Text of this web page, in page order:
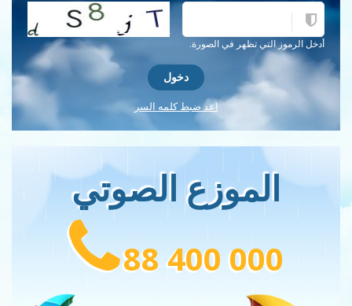
أدخل الرموز التي تظهر في الصورة.
احصل على كلمة التحقق جديدة!
اعد ضبط كلمه السر
الموزع الصوتي
88 400 000